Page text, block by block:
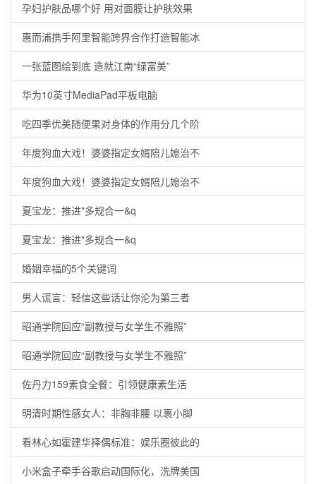
孕妇护肤品哪个好 用对面膜让护肤效果
惠而浦携手阿里智能跨界合作打造智能冰
一张蓝图绘到底 造就江南“绿富美”
华为10英寸MediaPad平板电脑
吃四季优美随便果对身体的作用分几个阶
年度狗血大戏！婆婆指定女婿陪儿媳治不
年度狗血大戏！婆婆指定女婿陪儿媳治不
夏宝龙：推进"多规合一&q
夏宝龙：推进"多规合一&q
婚姻幸福的5个关键词
男人谎言：轻信这些话让你沦为第三者
昭通学院回应“副教授与女学生不雅照”
昭通学院回应“副教授与女学生不雅照”
佐丹力159素食全餐：引领健康素生活
明清时期性感女人：非胸非腰 以裹小脚
看林心如霍建华择偶标准：娱乐圈彼此的
小米盒子牵手谷歌启动国际化，洗牌美国